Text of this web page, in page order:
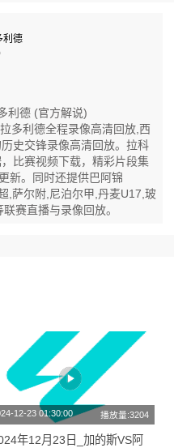
利德
利德 (官方解说)
多利德全程录像高清回放,西
史交锋录像高清回放。拉科
比赛视频下载，精彩片段集
新。同时还提供巴阿锦
,萨尔附,尼泊尔甲,丹麦U17,玻
赛直播与录像回放。
12-23 01:30:00 播放量:3204
年12月23日_加的斯VS阿